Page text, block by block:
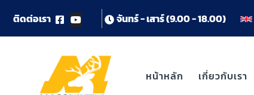
ตดตอเรา จนทร-เสาร(9.00-18.00)
หน้าหลัก เกี่ยวกับเรา